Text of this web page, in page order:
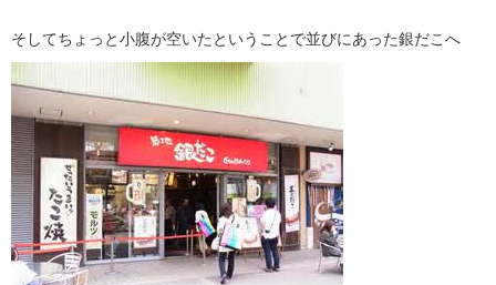
そしてちょっと小腹が空いたということで並びにあった銀だこへ